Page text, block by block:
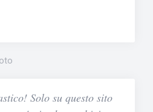
Solo su questo sito